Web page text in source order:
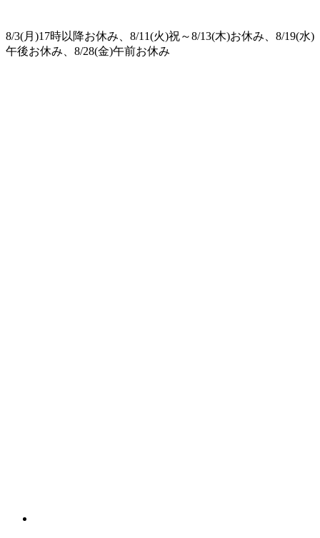
8/3(月)17時以降お休み、8/11(火)祝～8/13(木)お休み、8/19(水)
午後お休み、8/28(金)午前お休み